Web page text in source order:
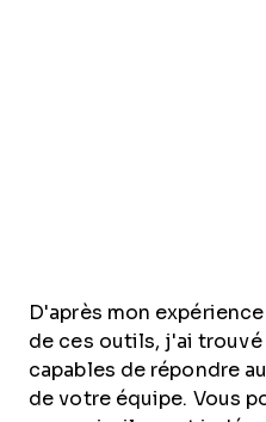
D'après mon
de ces outils, j'ai
capables de répondre
de votre équipe. Vous